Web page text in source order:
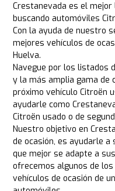
Crestanevada es el
buscando automóviles
Con la ayuda de nuestro
mejores vehículos de
Huelva.
Navegue por los listados
y la más amplia gama de
próximo vehículo Citroën
ayudarle como
Citroën usado o de
Nuestro objetivo en
de ocasión, es ayudarle a
que mejor se adapte a
ofrecemos algunos de
vehículos de ocasión de